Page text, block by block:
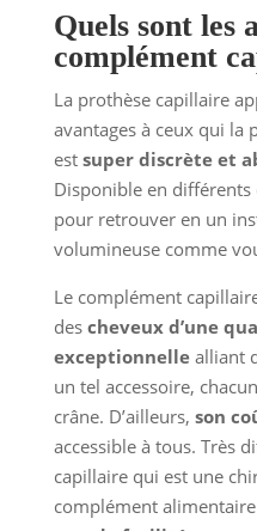
Quels sont les
complément
La prothèse capillaire
avantages à ceux qui la
est super discrète et
Disponible en différents
pour retrouver en un
volumineuse comme
Le complément
des cheveux d’une
exceptionnellealliant
un tel accessoire,
crâne. D’ailleurs, son
accessible à tous. Très
capillaire qui est une
complément alimentaire